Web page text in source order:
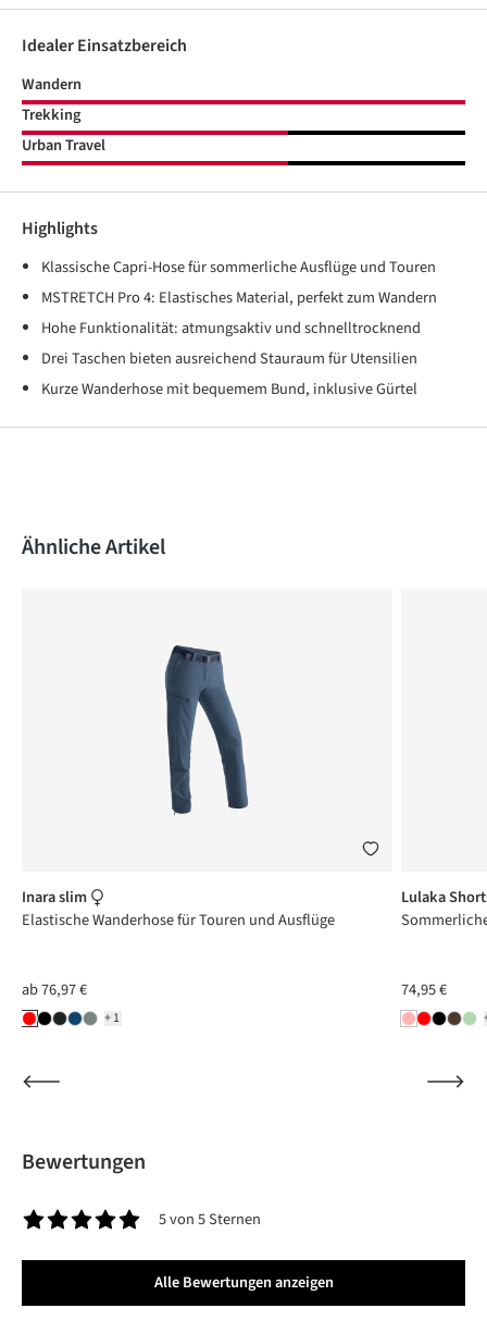
Idealer Einsatzbereich
Wandern
Trekking
Urban Travel
Highlights
Klassische Capri-Hose für sommerliche Ausflüge und Touren
MSTRETCH Pro 4: Elastisches Material, perfekt zum Wandern
Hohe Funktionalität: atmungsaktiv und schnelltrocknend
Drei Taschen bieten ausreichend Stauraum für Utensilien
Kurze Wanderhose mit bequemem Bund, inklusive Gürtel
Produktgalerie überspringen
Ähnliche Artikel
+1
Inara slim
Elastische Wanderhose für Touren und Ausflüge
ab76,97 €
Lulaka
74,95 €
Bewertungen
5 von 5 Sternen
Alle Bewertungen anzeigen